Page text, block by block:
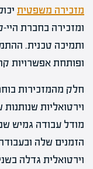
מזכירה משפטית
ומזכירה בחברת
ותמיכה טכנית.
ופותחת אפשרויות
חלק מהמזכירות
וירטואליות
מודל עבודה גמיש
הזמנים שלה
וירטואלית גדלה